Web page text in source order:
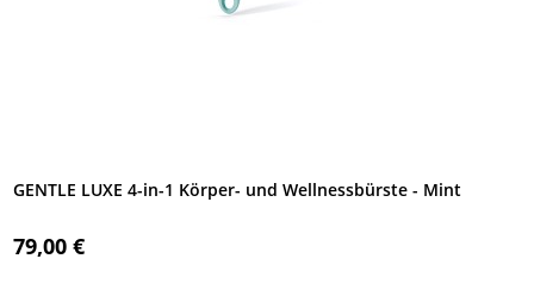
GENTLE LUXE 4-in-1 Körper- und Wellnessbürste - Mint
79,00 €